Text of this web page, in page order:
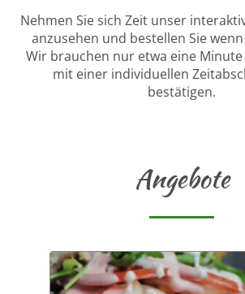
Nehmen Sie sich Zeit unser
anzusehen und bestellen Sie
Wir brauchen nur etwa eine
mit einer individuellen
bestätigen.
Angebote